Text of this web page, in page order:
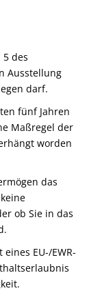
5 des
Ausstellung
darf.
fünf Jahren
Maßregel der
worden
das
ob Sie in das
EU-/EWR-